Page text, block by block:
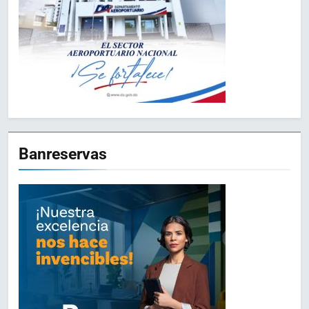
Banreservas